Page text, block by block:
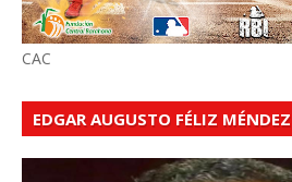
CAC
EDGAR AUGUSTO FÉLIZ MÉNDEZ